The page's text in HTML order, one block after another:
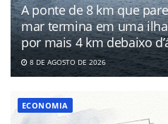
A ponte de 8 km que
mar termina em uma
por mais 4 km debaixo
8 DE AGOSTO DE 2026
ECONOMIA